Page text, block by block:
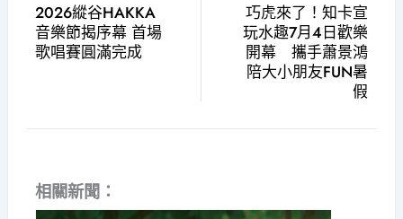
2026縱谷HAKKA
音樂節揭序幕 首場
歌唱賽圓滿完成
巧虎來了！知卡宣
玩水趣7月4日歡樂
開幕 攜手蕭景鴻
陪大小朋友FUN暑
假
相關新聞：